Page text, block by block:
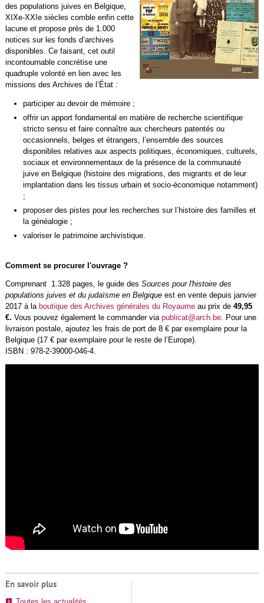
des populations juives en Belgique,
XIXe-XXIe siècles comble enfin cette
lacune et propose près de 1.000
notices sur les fonds d’archives
disponibles. Ce faisant, cet outil
incontournable concrétise une
quadruple volonté en lien avec les
missions des Archives de l’État :
participer au devoir de mémoire ;
offrir un apport fondamental en matière de recherche scientifique
stricto sensu et faire connaître aux chercheurs patentés ou
occasionnels, belges et étrangers, l’ensemble des sources
disponibles relatives aux aspects politiques, économiques, culturels,
sociaux et environnementaux de la présence de la communauté
juive en Belgique (histoire des migrations, des migrants et de leur
implantation dans les tissus urbain et socio-économique notamment)
;
proposer des pistes pour les recherches sur l’histoire des familles et
la généalogie ;
valoriser le patrimoine archivistique.
Comment se procurer l'ouvrage ?
Comprenant 1.328 pages, le guide des Sources pour l'histoire des
populations juives et du judaïsme en Belgique est en vente depuis janvier
2017 à la boutique des Archives générales du Royaumeau prix de 49,95
€. Vous pouvez également le commander via publicat@arch.be. Pour une
livraison postale, ajoutez les frais de port de 8 € par exemplaire pour la
Belgique (17 € par exemplaire pour le reste de l’Europe).
ISBN : 978-2-39000-046-4.
En savoir plus